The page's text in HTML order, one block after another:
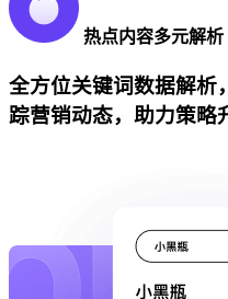
热点内容多元解析
全方位关键词数据解析
踪营销动态，助力策略